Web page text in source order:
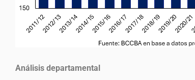
Análisis departamental